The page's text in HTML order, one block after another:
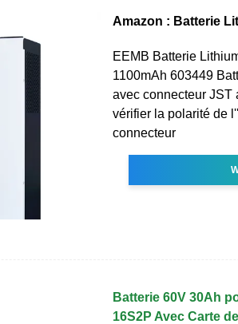
Amazon : Batterie
EEMB Batterie
1100mAh 603449
avec connecteur JST
vérifier la polarité de
connecteur
Batterie 60V 30Ah
16S2P Avec Carte de